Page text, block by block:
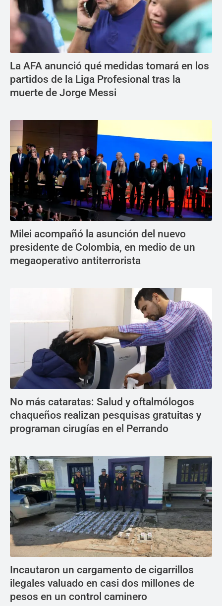
La AFA anunció qué medidas tomará en los
partidos de la Liga Profesional tras la
muerte de Jorge Messi
Milei acompañó la asunción del nuevo
presidente de Colombia, en medio de un
megaoperativo antiterrorista
No más cataratas: Salud y oftalmólogos
chaqueños realizan pesquisas gratuitas y
programan cirugías en el Perrando
Incautaron un cargamento de cigarrillos
ilegales valuado en casi dos millones de
pesos en un control caminero